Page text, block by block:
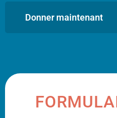
Donner maintenant